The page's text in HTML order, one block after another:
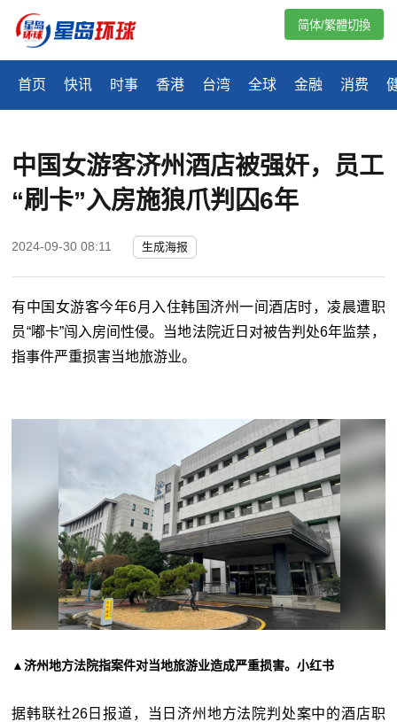
首页 快讯 时事 香港 台湾 全球 金融 消费
简体/繁體切換
中国女游客济州酒店被强奸，员工
“刷卡”入房施狼爪判囚6年
2024-09-30 08:11 生成海报
有中国女游客今年6月入住韩国济州一间酒店时，凌晨遭职
员“嘟卡”闯入房间性侵。当地法院近日对被告判处6年监禁，
指事件严重损害当地旅游业。
▲济州地方法院指案件对当地旅游业造成严重损害。小红书
据韩联社26日报道，当日济州地方法院判处案中的酒店职